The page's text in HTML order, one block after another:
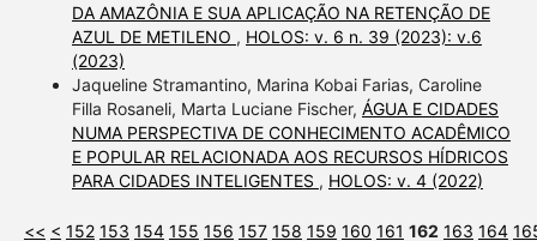
DA AMAZÔNIA E SUA APLICAÇÃO NA RETENÇÃO DE
AZUL DE METILENO , HOLOS: v. 6 n. 39 (2023): v.6
(2023)
Jaqueline Stramantino, Marina Kobai Farias, Caroline
Filla Rosaneli, Marta Luciane Fischer, ÁGUA E CIDADES
NUMA PERSPECTIVA DE CONHECIMENTO ACADÊMICO
E POPULAR RELACIONADA AOS RECURSOS HÍDRICOS
PARA CIDADES INTELIGENTES , HOLOS: v. 4 (2022)
<< < 152 153 154 155 156 157 158 159 160 161 162 163 164